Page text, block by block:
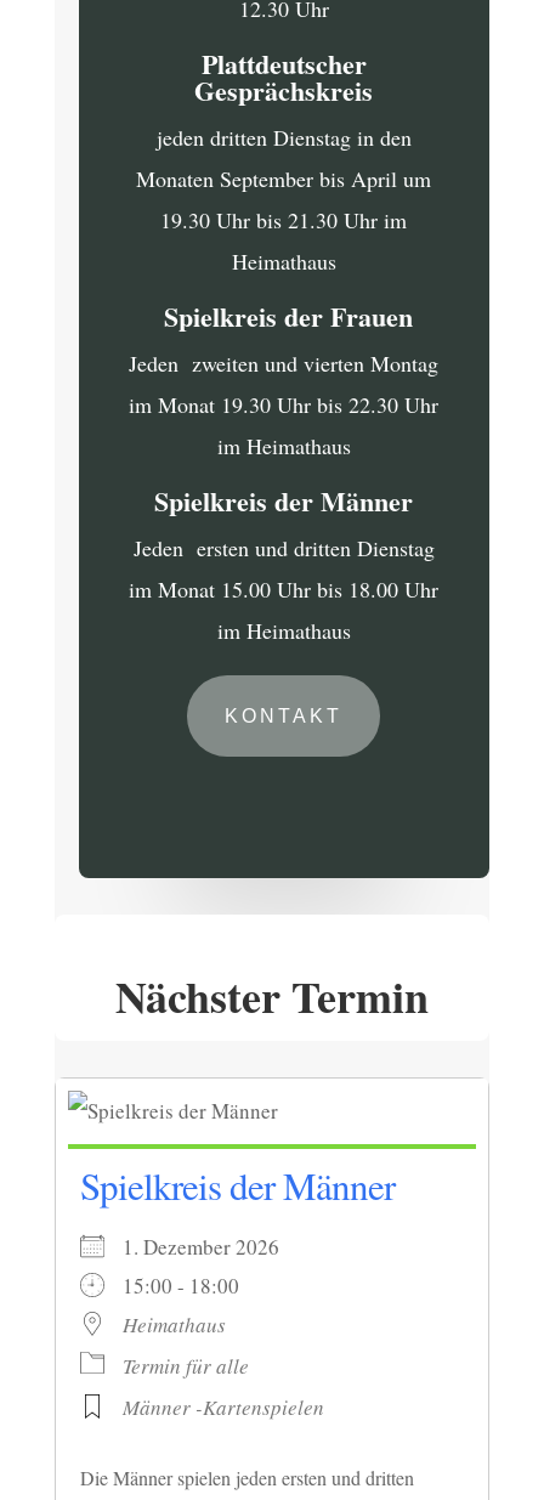
12.30 Uhr
Plattdeutscher
Gesprächskreis
jeden dritten Dienstag in den
Monaten September bis April um
19.30 Uhr bis 21.30 Uhr im
Heimathaus
Spielkreis der Frauen
Jeden zweiten und vierten Montag
im Monat 19.30 Uhr bis 22.30 Uhr
im Heimathaus
Spielkreis der Männer
Jeden ersten und dritten Dienstag
im Monat 15.00 Uhr bis 18.00 Uhr
im Heimathaus
KONTAKT
Nächster Termin
Spielkreis der Männer
1. Dezember 2026
15:00 - 18:00
Heimathaus
Termin für alle
Männer -Kartenspielen
Die Männer spielen jeden ersten und dritten